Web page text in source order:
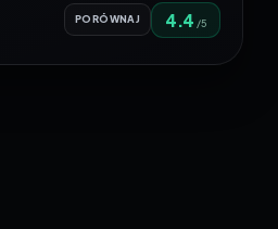
PORÓWNAJ 4.4 /5